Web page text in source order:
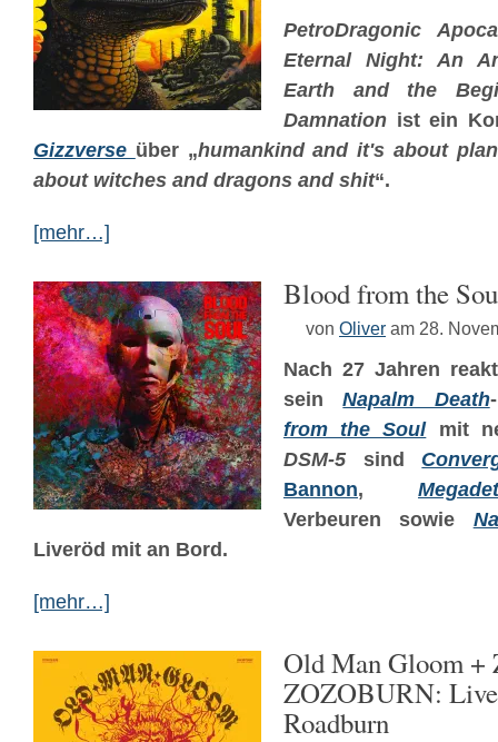
PetroDragonic
Eternal Night: An
Earth and the
Damnation ist ein
Gizzverse über „humankind and it's about
about witches and dragons and shit“.
[mehr…]
Blood from the
von Oliver am 28.
Nach 27 Jahren
seinNapalm Death
from the Soulmit
DSM-5 sind
Bannon,
Verbeuren sowie
Liveröd mit an Bord.
[mehr…]
Old Man Gloom +
ZOZOBURN:
Roadburn